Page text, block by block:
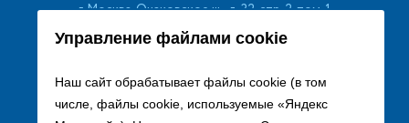
Управление файлами cookie
Наш сайт обрабатывает файлы cookie (в том
числе, файлы cookie, используемые «Яндекс
г. Москва, Очаковское ш., д. 32, стр. 2, пом. 1
+7 (495) 256 08 13
Заказать звонок
sales@remtorgholod.ru